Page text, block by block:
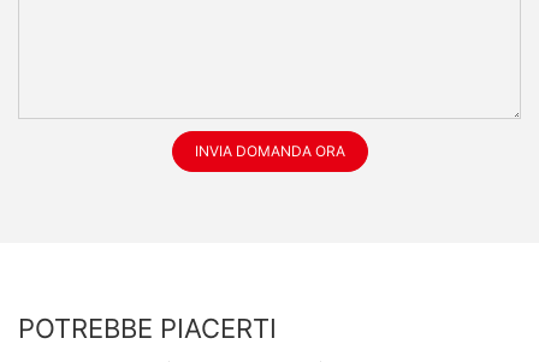
INVIA DOMANDA ORA
POTREBBE PIACERTI